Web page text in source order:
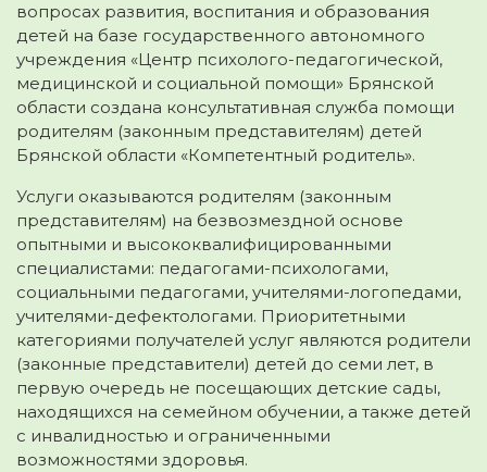
вопросах развития, воспитания и образования
детей на базе государственного автономного
учреждения «Центр психолого-педагогической,
медицинской и социальной помощи» Брянской
области создана консультативная служба помощи
родителям (законным представителям) детей
Брянской области «Компетентный родитель».
Услуги оказываются родителям (законным
представителям) на безвозмездной основе
опытными и высококвалифицированными
специалистами: педагогами-психологами,
социальными педагогами, учителями-логопедами,
учителями-дефектологами. Приоритетными
категориями получателей услуг являются родители
(законные представители) детей до семи лет, в
первую очередь не посещающих детские сады,
находящихся на семейном обучении, а также детей
с инвалидностью и ограниченными
возможностями здоровья.